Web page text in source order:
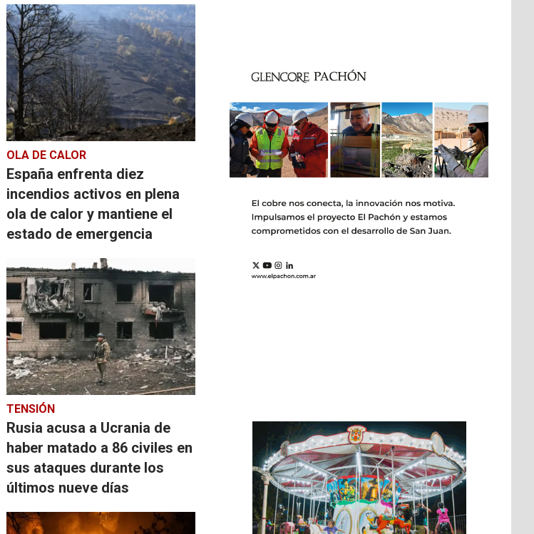
OLA DE CALOR
España enfrenta diez
incendios activos en plena
ola de calor y mantiene el
estado de emergencia
TENSIÓN
Rusia acusa a Ucrania de
haber matado a 86 civiles en
sus ataques durante los
últimos nueve días